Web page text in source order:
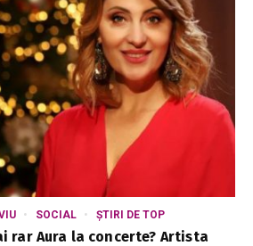
SOCIAL ȘTIRI DE TOP
rar Aura la concerte? Artista